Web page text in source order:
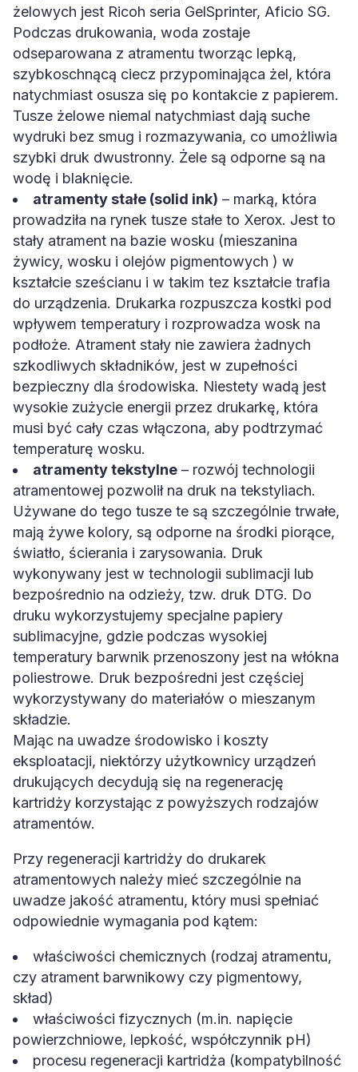
żelowych jest Ricoh seria GelSprinter, Aficio SG.
Podczas drukowania, woda zostaje
odseparowana z atramentu tworząc lepką,
szybkoschnącą ciecz przypominająca żel, która
natychmiast osusza się po kontakcie z papierem.
Tusze żelowe niemal natychmiast dają suche
wydruki bez smug i rozmazywania, co umożliwia
szybki druk dwustronny. Żele są odporne są na
wodę i blaknięcie.
atramenty stałe (solid ink) – marką, która
prowadziła na rynek tusze stałe to Xerox. Jest to
stały atrament na bazie wosku (mieszanina
żywicy, wosku i olejów pigmentowych ) w
kształcie sześcianu i w takim tez kształcie trafia
do urządzenia. Drukarka rozpuszcza kostki pod
wpływem temperatury i rozprowadza wosk na
podłoże. Atrament stały nie zawiera żadnych
szkodliwych składników, jest w zupełności
bezpieczny dla środowiska. Niestety wadą jest
wysokie zużycie energii przez drukarkę, która
musi być cały czas włączona, aby podtrzymać
temperaturę wosku.
atramenty tekstylne – rozwój technologii
atramentowej pozwolił na druk na tekstyliach.
Używane do tego tusze te są szczególnie trwałe,
mają żywe kolory, są odporne na środki piorące,
światło, ścierania i zarysowania. Druk
wykonywany jest w technologii sublimacji lub
bezpośrednio na odzieży, tzw. druk DTG. Do
druku wykorzystujemy specjalne papiery
sublimacyjne, gdzie podczas wysokiej
temperatury barwnik przenoszony jest na włókna
poliestrowe. Druk bezpośredni jest częściej
wykorzystywany do materiałów o mieszanym
składzie.
Mając na uwadze środowisko i koszty
eksploatacji, niektórzy użytkownicy urządzeń
drukujących decydują się na regenerację
kartridży korzystając z powyższych rodzajów
atramentów.
Przy regeneracji kartridży do drukarek
atramentowych należy mieć szczególnie na
uwadze jakość atramentu, który musi spełniać
odpowiednie wymagania pod kątem:
właściwości chemicznych (rodzaj atramentu,
czy atrament barwnikowy czy pigmentowy,
skład)
właściwości fizycznych (m.in. napięcie
powierzchniowe, lepkość, współczynnik pH)
procesu regeneracji kartridża (kompatybilność